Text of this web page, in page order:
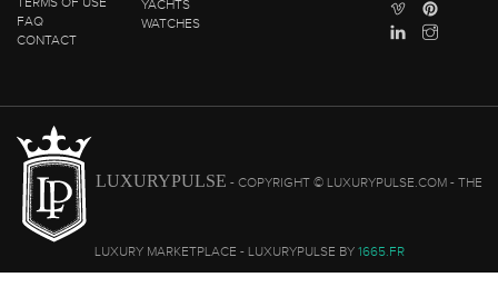
FAQ
CONTACT
YACHTS
WATCHES
LUXURYPULSE - COPYRIGHT © LUXURYPULSE.COM - THE
LUXURY MARKETPLACE - LUXURYPULSE BY 1665.FR